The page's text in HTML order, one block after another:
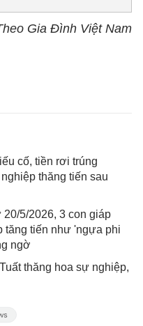
Gia Đình Việt Nam
cố, tiền rơi trúng
thăng tiến sau
5/2026, 3 con giáp
tăng tiến như 'ngựa phi
ngờ
thăng hoa sự nghiệp,